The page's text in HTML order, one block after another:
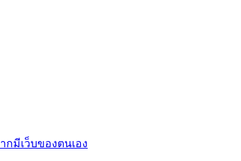
มีเว็บของตนเอง